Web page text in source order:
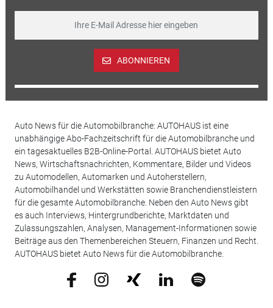
ABONNIEREN
Auto News für die Automobilbranche: AUTOHAUS ist eine
unabhängige Abo-Fachzeitschrift für die Automobilbranche und
ein tagesaktuelles B2B-Online-Portal. AUTOHAUS bietet Auto
News, Wirtschaftsnachrichten, Kommentare, Bilder und Videos
zu Automodellen, Automarken und Autoherstellern,
Automobilhandel und Werkstätten sowie Branchendienstleistern
für die gesamte Automobilbranche. Neben den Auto News gibt
es auch Interviews, Hintergrundberichte, Marktdaten und
Zulassungszahlen, Analysen, Management-Informationen sowie
Beiträge aus den Themenbereichen Steuern, Finanzen und Recht.
AUTOHAUS bietet Auto News für die Automobilbranche.